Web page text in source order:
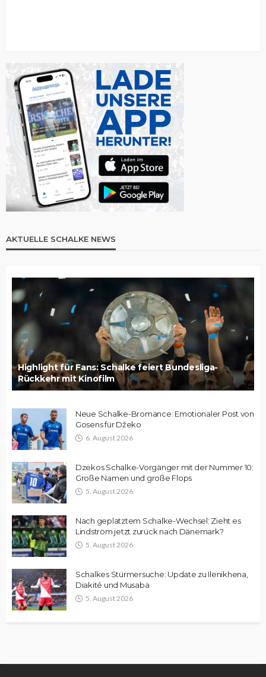
AKTUELLE SCHALKE NEWS
Highlight für Fans: Schalke feiert Bundesliga-
Rückkehr mit Kinofilm
Neue Schalke-Bromance: Emotionaler Post von
Gosens für Džeko
6. August 2026
Dzekos Schalke-Vorgänger mit der Nummer 10:
Große Namen und große Flops
5. August 2026
Nach geplatztem Schalke-Wechsel: Zieht es
Lindström jetzt zurück nach Dänemark?
5. August 2026
Schalkes Stürmersuche: Update zu Ilenikhena,
Diakité und Musaba
5. August 2026